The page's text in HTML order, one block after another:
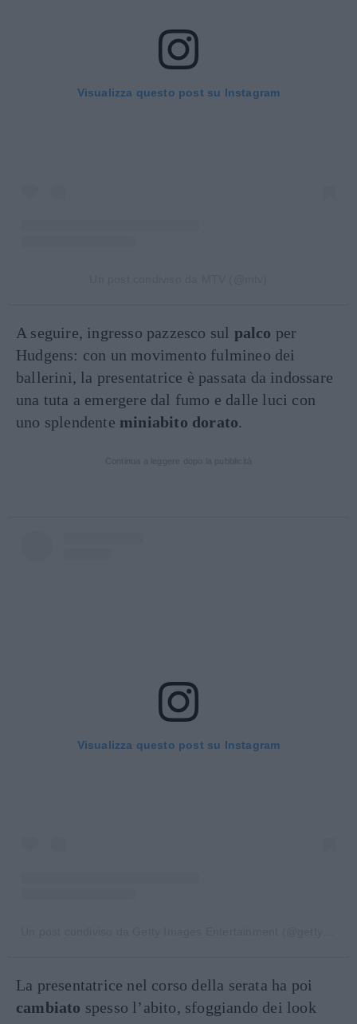
Visualizza questo post su Instagram
A seguire, ingresso pazzesco sul palco per
Hudgens: con un movimento fulmineo dei
ballerini, la presentatrice è passata da indossare
una tuta a emergere dal fumo e dalle luci con
uno splendente miniabito dorato.
Visualizza questo post su Instagram
La presentatrice nel corso della serata ha poi
cambiato spesso l’abito, sfoggiando dei look